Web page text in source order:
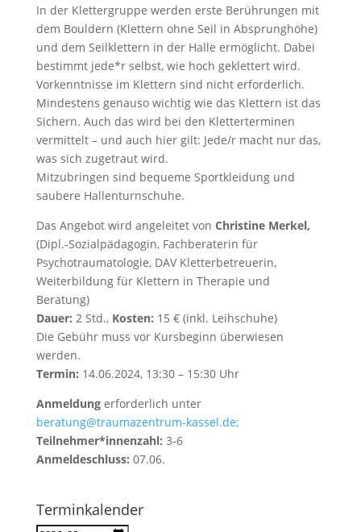
In der Klettergruppe werden erste Berührungen mit
dem Bouldern (Klettern ohne Seil in Absprunghöhe)
und dem Seilklettern in der Halle ermöglicht. Dabei
bestimmt jede*r selbst, wie hoch geklettert wird.
Vorkenntnisse im Klettern sind nicht erforderlich.
Mindestens genauso wichtig wie das Klettern ist das
Sichern. Auch das wird bei den Kletterterminen
vermittelt – und auch hier gilt: Jede/r macht nur das,
was sich zugetraut wird.
Mitzubringen sind bequeme Sportkleidung und
saubere Hallenturnschuhe.
Das Angebot wird angeleitet von Christine Merkel,
(Dipl.-Sozialpädagogin, Fachberaterin für
Psychotraumatologie, DAV Kletterbetreuerin,
Weiterbildung für Klettern in Therapie und
Beratung)
Dauer: 2 Std., Kosten: 15 € (inkl. Leihschuhe)
Die Gebühr muss vor Kursbeginn überwiesen
werden.
Termin: 14.06.2024, 13:30 – 15:30 Uhr
Anmeldung erforderlich unter
beratung@traumazentrum-kassel.de;
Teilnehmer*innenzahl: 3-6
Anmeldeschluss: 07.06.
Terminkalender